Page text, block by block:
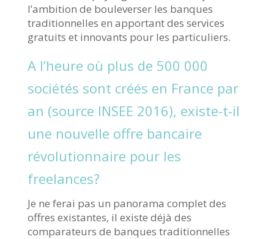
l’ambition de bouleverser les banques
traditionnelles en apportant des services
gratuits et innovants pour les particuliers.
A l’heure où plus de 500 000
sociétés sont créés en France par
an (source INSEE 2016), existe-t-il
une nouvelle offre bancaire
révolutionnaire pour les
freelances?
Je ne ferai pas un panorama complet des
offres existantes, il existe déjà des
comparateurs de banques traditionnelles